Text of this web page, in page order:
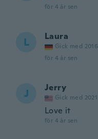
för 4 år sen
L Laura
Gick med 2016
för 4 år sen
J Jerry
Gick med 2021
Love it
för 4 år sen